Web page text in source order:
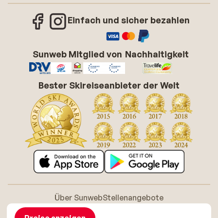
Einfach und sicher bezahlen
Sunweb Mitglied von Nachhaltigkeit
Bester Skireiseanbieter der Welt
Über SunwebStellenangebote
Allgemeine Geschäftsbedingungen (AGB)